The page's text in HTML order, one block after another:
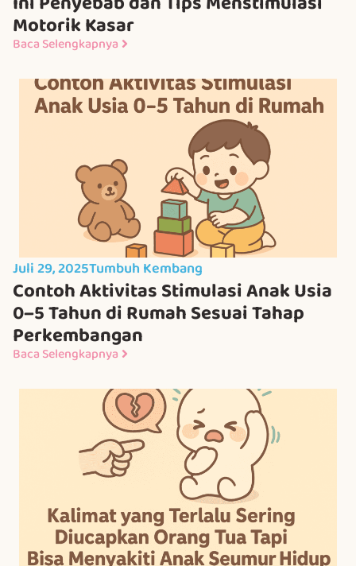
Motorik Kasar
Baca Selengkapnya
Juli 29, 2025Tumbuh Kembang
Contoh Aktivitas Stimulasi Anak Usia
0–5 Tahun di Rumah Sesuai Tahap
Perkembangan
Baca Selengkapnya